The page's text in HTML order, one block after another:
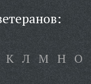
К Л М Н О